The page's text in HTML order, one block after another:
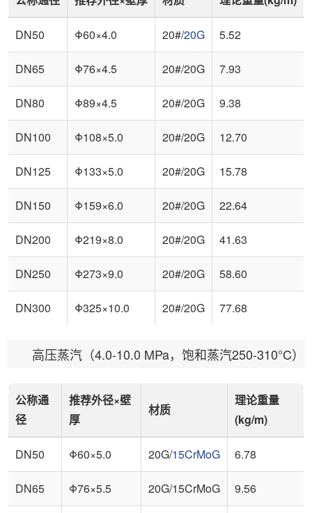
DN50 Φ60×4.0 20#/20G 5.52
DN65 Φ76×4.5 20#/20G 7.93
DN80 Φ89×4.5 20#/20G 9.38
DN100 Φ108×5.0 20#/20G 12.70
DN125 Φ133×5.0 20#/20G 15.78
DN150 Φ159×6.0 20#/20G 22.64
DN200 Φ219×8.0 20#/20G 41.63
DN250 Φ273×9.0 20#/20G 58.60
DN300 Φ325×10.0 20#/20G 77.68
高压蒸汽（4.0-10.0 MPa，饱和蒸汽250-310°C）
公称通
径
推荐外径×壁
厚
材质
理论重量
(kg/m)
DN50 Φ60×5.0 20G/15CrMoG 6.78
DN65 Φ76×5.5 20G/15CrMoG 9.56